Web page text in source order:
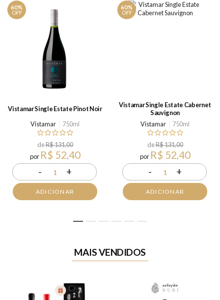
60%
OFF
Vistamar Single Estate Pinot Noir
Vistamar
750ml
deR$ 131,00
por R$ 52,40
- 1 +
ADICIONAR
60%
OFF
Vistamar Single Estate Cabernet
Sauvignon
Vistamar
750ml
deR$ 131,00
por R$ 52,40
- 1 +
ADICIONAR
1 2 3 4 5 6
MAIS VENDIDOS